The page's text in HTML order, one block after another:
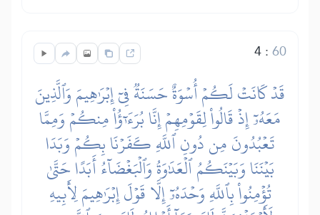
4:60
قَدۡ كَانَتۡ لَكُمۡ أُسۡوَةٌ حَسَنَةٞ فِيٓ إِبۡرَٰهِيمَ وَٱلَّذِينَ
مَعَهُۥٓ إِذۡ قَالُواْ لِقَوۡمِهِمۡ إِنَّا بُرَءَٰٓؤُاْ مِنكُمۡ وَمِمَّا
تَعۡبُدُونَ مِن دُونِ ٱللَّهِ كَفَرۡنَا بِكُمۡ وَبَدَا
بَيۡنَنَا وَبَيۡنَكُمُ ٱلۡعَدَٰوَةُ وَٱلۡبَغۡضَآءُ أَبَدًا حَتَّىٰ
تُؤۡمِنُواْ بِٱللَّهِ وَحۡدَهُۥٓ إِلَّا قَوۡلَ إِبۡرَٰهِيمَ لِأَبِيهِ